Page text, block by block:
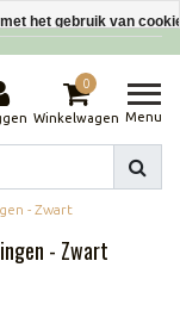
materialen
0
Winkelwagen Menu
- Zwart
- Zwart
het gebruik van